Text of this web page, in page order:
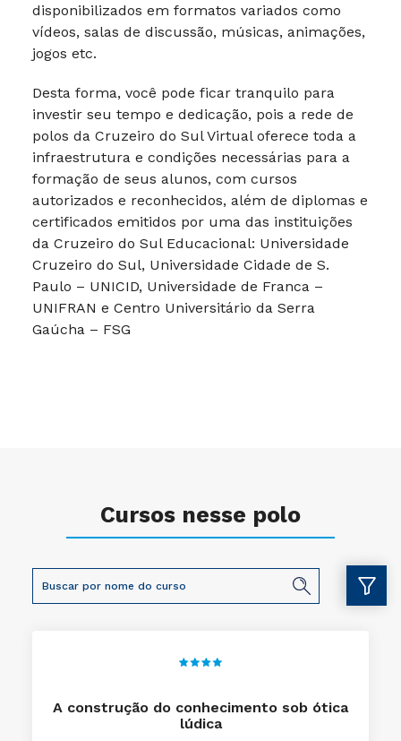
disponibilizados em formatos variados como
vídeos, salas de discussão, músicas, animações,
jogos etc.
Desta forma, você pode ficar tranquilo para
investir seu tempo e dedicação, pois a rede de
polos da Cruzeiro do Sul Virtual oferece toda a
infraestrutura e condições necessárias para a
formação de seus alunos, com cursos
autorizados e reconhecidos, além de diplomas e
certificados emitidos por uma das instituições
da Cruzeiro do Sul Educacional: Universidade
Cruzeiro do Sul, Universidade Cidade de S.
Paulo – UNICID, Universidade de Franca –
UNIFRAN e Centro Universitário da Serra
Gaúcha – FSG
Cursos nesse polo
A construção do conhecimento sob ótica
lúdica